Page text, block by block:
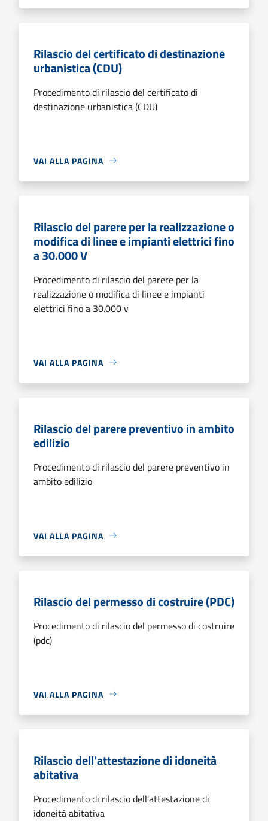
Rilascio del certificato di destinazione
urbanistica (CDU)
Procedimento di rilascio del certificato di
destinazione urbanistica (CDU)
VAI ALLA PAGINA
Rilascio del parere per la realizzazione o
modifica di linee e impianti elettrici fino
a 30.000 V
Procedimento di rilascio del parere per la
realizzazione o modifica di linee e impianti
elettrici fino a 30.000 v
VAI ALLA PAGINA
Rilascio del parere preventivo in ambito
edilizio
Procedimento di rilascio del parere preventivo in
ambito edilizio
VAI ALLA PAGINA
Rilascio del permesso di costruire (PDC)
Procedimento di rilascio del permesso di costruire
(pdc)
VAI ALLA PAGINA
Rilascio dell'attestazione di idoneità
abitativa
Procedimento di rilascio dell'attestazione di
idoneità abitativa